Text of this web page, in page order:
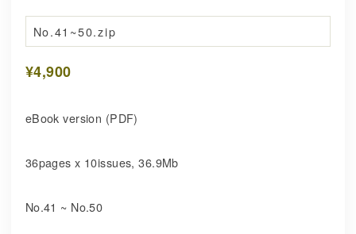
No.41~50.zip
¥4,900
eBook version (PDF)
36pages x 10issues, 36.9Mb
No.41 ~ No.50